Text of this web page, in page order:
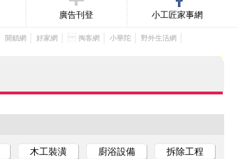
廣告刊登 小工匠家事網
開鎖網 好家網 │  掏客網 小華陀 野外生活網
木工裝潢 廚浴設備 拆除工程